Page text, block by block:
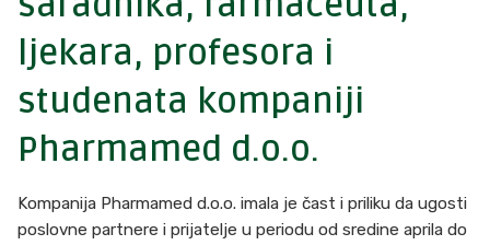
ljekara, profesora i
studenata kompaniji
Pharmamed d.o.o.
Kompanija Pharmamed d.o.o. imala je čast i priliku da ugosti
poslovne partnere i prijatelje u periodu od sredine aprila do